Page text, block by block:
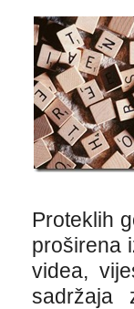
Proteklih
proširena
videa,
sadržaja